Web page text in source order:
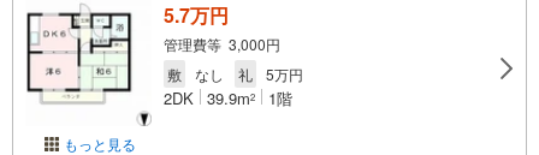
もっと見る
5.7万円
管理費等 3,000円
敷
なし 礼 5万円
2DK 39.9m2 1階